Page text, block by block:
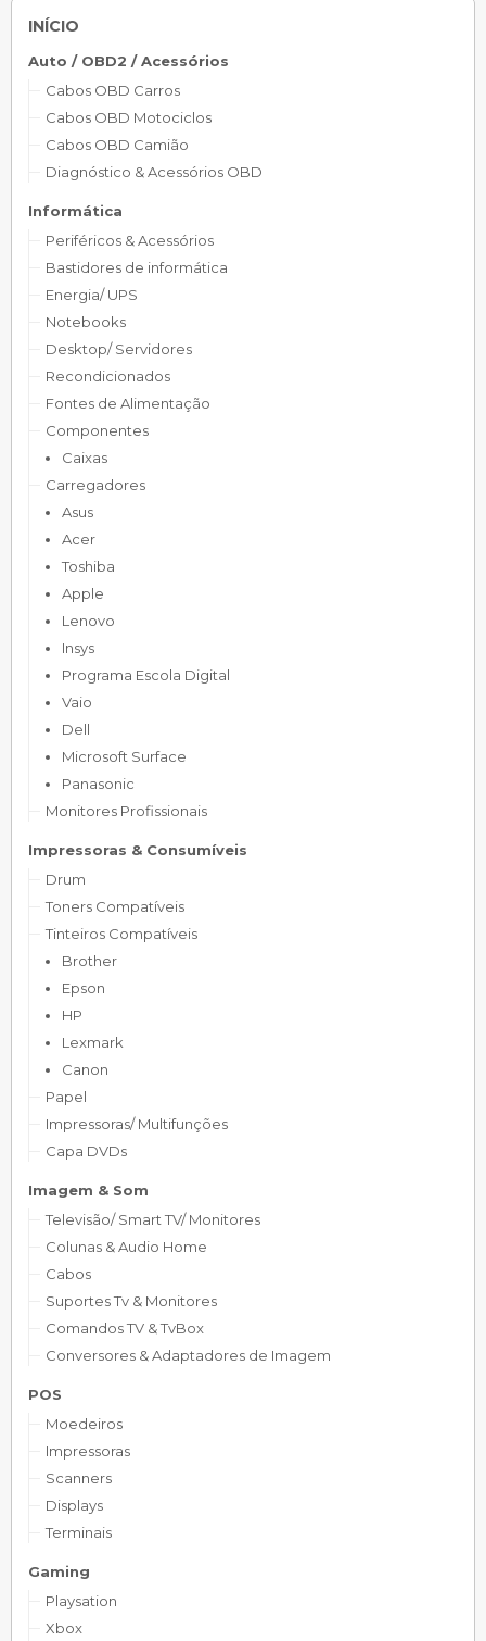
INÍCIO
Auto / OBD2 / Acessórios
Cabos OBD Carros
Cabos OBD Motociclos
Cabos OBD Camião
Diagnóstico & Acessórios OBD
Informática
Periféricos & Acessórios
Bastidores de informática
Energia/ UPS
Notebooks
Desktop/ Servidores
Recondicionados
Fontes de Alimentação
Componentes
Caixas
Carregadores
Asus
Acer
Toshiba
Apple
Lenovo
Insys
Programa Escola Digital
Vaio
Dell
Microsoft Surface
Panasonic
Monitores Profissionais
Impressoras & Consumíveis
Drum
Toners Compatíveis
Tinteiros Compatíveis
Brother
Epson
HP
Lexmark
Canon
Papel
Impressoras/ Multifunções
Capa DVDs
Imagem & Som
Televisão/ Smart TV/ Monitores
Colunas & Audio Home
Cabos
Suportes Tv & Monitores
Comandos TV & TvBox
Conversores & Adaptadores de Imagem
POS
Moedeiros
Impressoras
Scanners
Displays
Terminais
Gaming
Playsation
Xbox